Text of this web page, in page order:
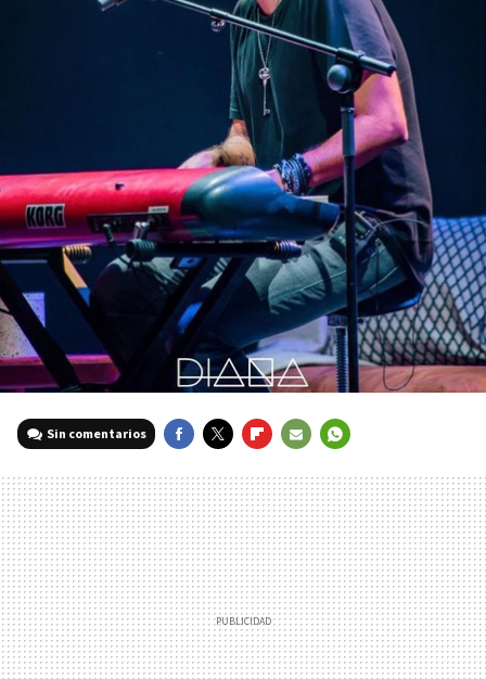
Sin comentarios
MAIL